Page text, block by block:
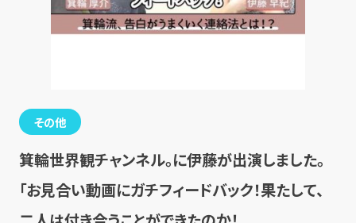
その他
箕輪世界観チャンネル。に伊藤が出演しました。
「お見合い動画にガチフィードバック！果たして、